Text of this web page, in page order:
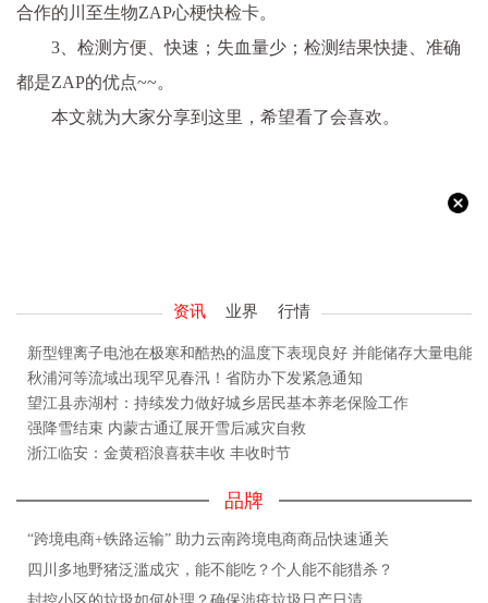
合作的川至生物ZAP心梗快检卡。
3、检测方便、快速；失血量少；检测结果快捷、准确
都是ZAP的优点~~。
本文就为大家分享到这里，希望看了会喜欢。
资讯 业界 行情
新型锂离子电池在极寒和酷热的温度下表现良好 并能储存大量电能
秋浦河等流域出现罕见春汛！省防办下发紧急通知
望江县赤湖村：持续发力做好城乡居民基本养老保险工作
强降雪结束 内蒙古通辽展开雪后减灾自救
浙江临安：金黄稻浪喜获丰收 丰收时节
品牌
“跨境电商+铁路运输” 助力云南跨境电商商品快速通关
四川多地野猪泛滥成灾，能不能吃？个人能不能猎杀？